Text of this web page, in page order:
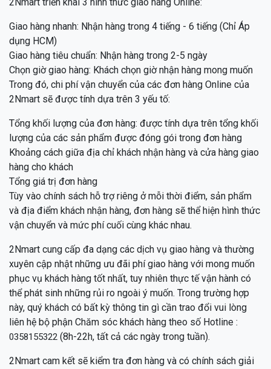
2Nmart triển khai 3 hình thức giao hàng Online:
Giao hàng nhanh: Nhận hàng trong 4 tiếng - 6 tiếng (Chỉ Áp
dụng HCM)
Giao hàng tiêu chuẩn: Nhận hàng trong 2-5 ngày
Chọn giờ giao hàng: Khách chọn giờ nhận hàng mong muốn
Trong đó, chi phí vận chuyển của các đơn hàng Online của
2Nmart sẽ được tính dựa trên 3 yếu tố:
Tổng khối lượng của đơn hàng: được tính dựa trên tổng khối
lượng của các sản phẩm được đóng gói trong đơn hàng
Khoảng cách giữa địa chỉ khách nhận hàng và cửa hàng giao
hàng cho khách
Tổng giá trị đơn hàng
Tùy vào chính sách hỗ trợ riêng ở mỗi thời điểm, sản phẩm
và địa điểm khách nhận hàng, đơn hàng sẽ thể hiện hình thức
vận chuyển và mức phí cuối cùng khác nhau.
2Nmart cung cấp đa dạng các dịch vụ giao hàng và thường
xuyên cập nhật những ưu đãi phí giao hàng với mong muốn
phục vụ khách hàng tốt nhất, tuy nhiên thực tế vận hành có
thể phát sinh những rủi ro ngoài ý muốn. Trong trường hợp
này, quý khách có bất kỳ thông tin gì cần trao đổi vui lòng
liên hệ bộ phận Chăm sóc khách hàng theo số Hotline :
0358155322 (8h-22h, tất cả các ngày trong tuần).
2Nmart cam kết sẽ kiểm tra đơn hàng và có chính sách giải